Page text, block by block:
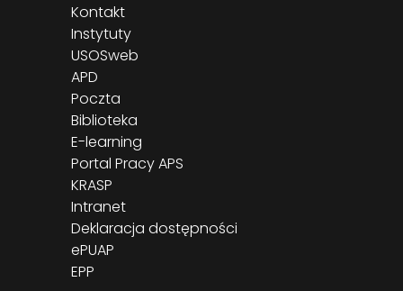
Kontakt
Instytuty
USOSweb
APD
Poczta
Biblioteka
E-learning
Portal Pracy APS
KRASP
Intranet
Deklaracja dostępności
ePUAP
EPP